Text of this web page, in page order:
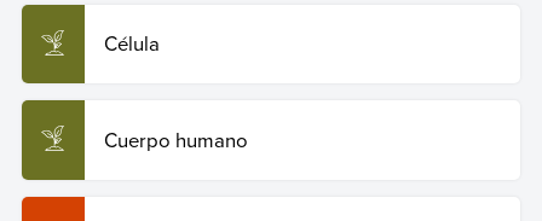
Célula
Cuerpo humano